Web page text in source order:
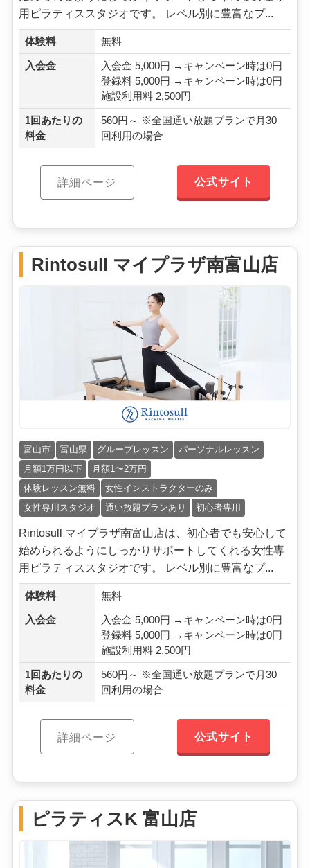
用ピラティススタジオです。 レベル別に豊富なプ...
体験料 無料
入会金
入会金 5,000円 →キャンペーン時は0円
登録料 5,000円 →キャンペーン時は0円
施設利用料 2,500円
1回あたりの
料金
560円～ ※全国通い放題プランで月30
回利用の場合
詳細ページ 公式サイト
Rintosull マイプラザ南富山店
富山市 富山県 グループレッスン
パーソナルレッスン
月額1万円以下
月額1〜2万円
体験レッスン無料
女性インストラクターのみ
女性専用スタジオ
通い放題プランあり 初心者専用
Rintosull マイプラザ南富山店は、初心者でも安心して
始められるようにしっかりサポートしてくれる女性専
用ピラティススタジオです。 レベル別に豊富なプ...
体験料 無料
入会金
入会金 5,000円 →キャンペーン時は0円
登録料 5,000円 →キャンペーン時は0円
施設利用料 2,500円
1回あたりの
料金
560円～ ※全国通い放題プランで月30
回利用の場合
詳細ページ 公式サイト
ピラティスK 富山店